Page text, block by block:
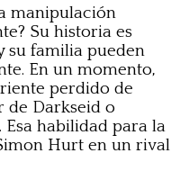
manipulación
Su historia es
su familia pueden
En un momento,
perdido de
de Darkseid o
habilidad para la
Hurt en un rival